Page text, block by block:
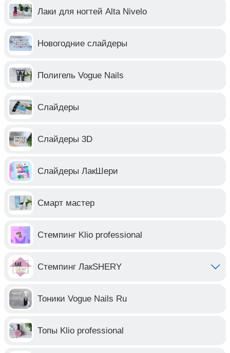
Лаки для ногтей Alta Nivelo
Новогодние слайдеры
Полигель Vogue Nails
Слайдеры
Слайдеры 3D
Слайдеры ЛакШери
Смарт мастер
Стемпинг Klio professional
Стемпинг ЛакSHERY
Тоники Vogue Nails Ru
Топы Klio professional